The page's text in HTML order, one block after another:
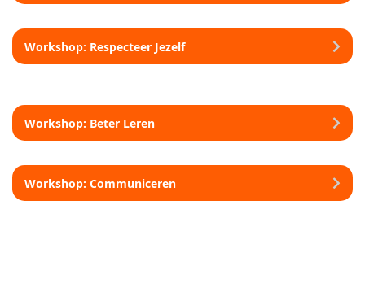
Workshop: Respecteer Jezelf
Workshop: Beter Leren
Workshop: Communiceren